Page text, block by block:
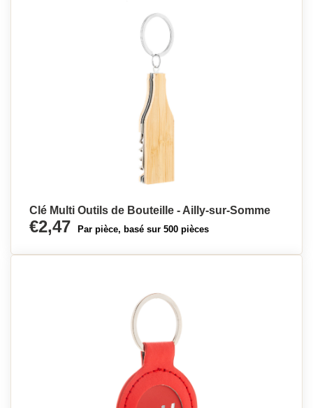
Clé Multi Outils de Bouteille - Ailly-sur-Somme
€2,47 Par pièce, basé sur 500 pièces